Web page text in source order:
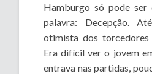
Hamburgo só pode ser
palavra: Decepção.
otimista dos torcedores
Era difícil ver o jovem
entrava nas partidas,